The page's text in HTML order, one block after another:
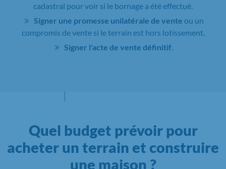
cadastral pour voir si le bornage a été effectué.
Signer une promesse unilatérale de vente ou un
compromis de vente si le terrain est hors lotissement.
Signer l'acte de vente définitif
Quel budget prévoir pour
acheter un terrain et construire
une maison ?